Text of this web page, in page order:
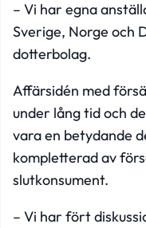
– Vi har egna
Sverige, Norge och
dotterbolag.
Affärsidén med
under lång tid och
vara en betydande
kompletterad av
slutkonsument.
– Vi har fört